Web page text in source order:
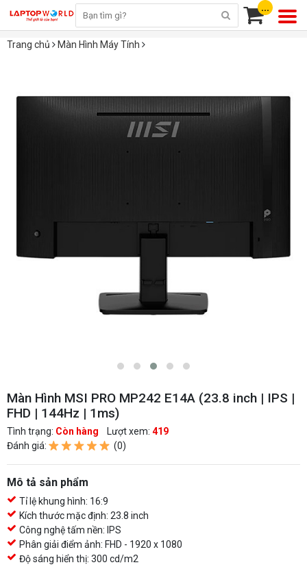
...
Trang chủ Màn Hình Máy Tính
Màn Hình MSI PRO MP242 E14A (23.8 inch | IPS |
FHD | 144Hz | 1ms)
Tình trạng: Còn hàng Lượt xem: 419
Đánh giá:
(0)
Mô tả sản phẩm
Tỉ lệ khung hình: 16:9
Kích thước mặc định: 23.8 inch
Công nghệ tấm nền: IPS
Phân giải điểm ảnh: FHD - 1920 x 1080
Độ sáng hiển thị: 300 cd/m2